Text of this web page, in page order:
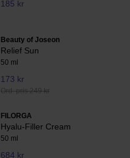
185 kr
Beauty of Joseon
Relief Sun
50 ml
173 kr
Ord. pris 249 kr
FILORGA
Hyalu-Filler Cream
50 ml
684 kr